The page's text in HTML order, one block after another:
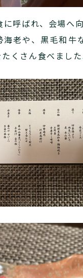
呼ばれ、会場へ向
海老や、黒毛和牛
くさん食べました